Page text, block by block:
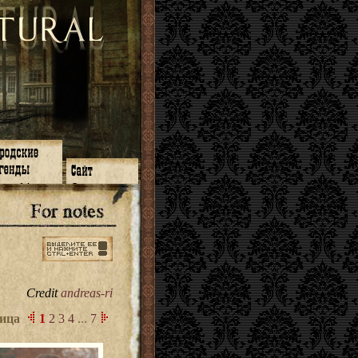
14
13
11
12
9
6
О нас
ЧаВо
Поиск
Ссылки
Карта сайта
Creditandreas-ri
1 2 3 4 ... 7